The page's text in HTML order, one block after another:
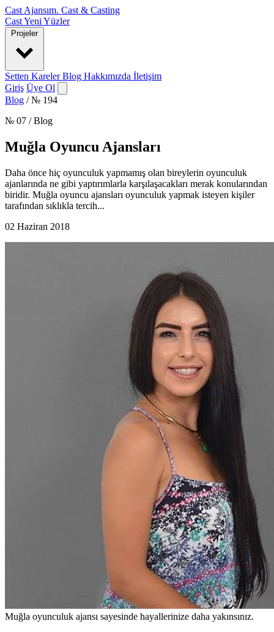
Cast Ajansım. Cast & Casting
CastYeni Yüzler
Projeler
Setten KarelerBlog Hakkımızda İletişim
Giriş Üye Ol
Blog / № 194
№ 07 / Blog
Muğla Oyuncu Ajansları
Daha önce hiç oyunculuk yapmamış olan bireylerin oyunculuk
ajanlarında ne gibi yaptırımlarla karşılaşacakları merak konularından
biridir. Muğla oyuncu ajansları oyunculuk yapmak isteyen kişiler
tarafından sıklıkla tercih...
02 Haziran 2018
Muğla oyunculuk ajansı sayesinde hayallerinize daha yakınsınız.